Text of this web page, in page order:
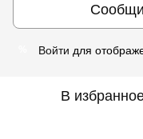
Войти для
В